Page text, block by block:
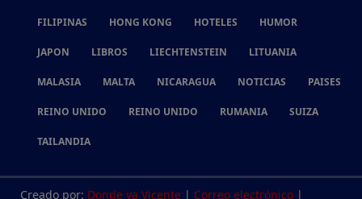
FILIPINAS HONG KONG HOTELES HUMOR
JAPON LIBROS LIECHTENSTEIN LITUANIA
MALASIA MALTA NICARAGUA NOTICIAS PAISES
REINO UNIDO REINO UNIDO RUMANIA SUIZA
TAILANDIA
Creado por: Donde va Vicente | Correo electrónico |